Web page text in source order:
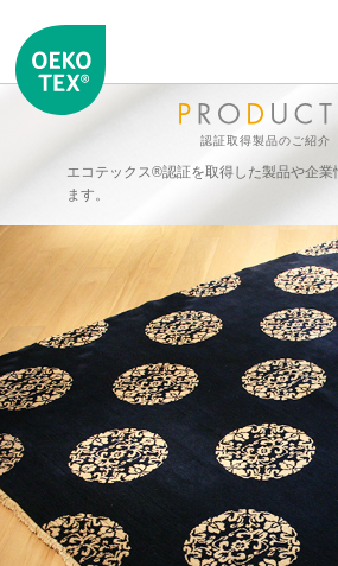
認証取得製品のご紹介
エコテックス®認証を取得した製品や企
ます。